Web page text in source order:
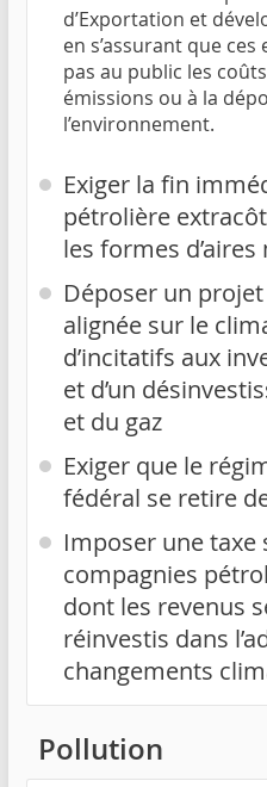
d’Exportation et
en s’assurant que
pas au public les
émissions ou à la
l’environnement.
Exiger la fin
pétrolière
les formes
Déposer un
alignée sur le
d’incitatifs aux
et d’un
et du gaz
Exiger que le
fédéral se retire
Imposer une taxe
compagnies
dont les revenus
réinvestis dans
changements
Pollution